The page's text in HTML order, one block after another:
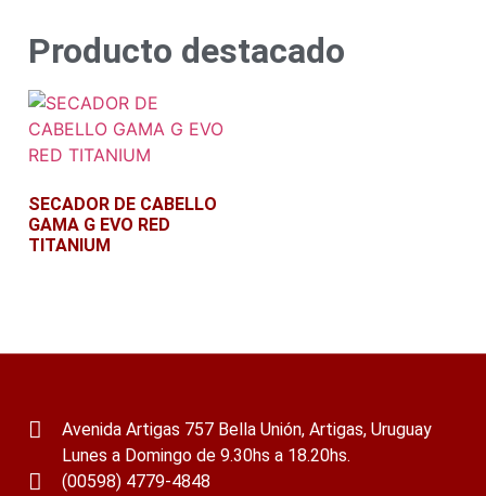
Producto destacado
SECADOR DE CABELLO
GAMA G EVO RED
TITANIUM
Avenida Artigas 757 Bella Unión, Artigas, Uruguay
Lunes a Domingo de 9.30hs a 18.20hs.
(00598) 4779-4848